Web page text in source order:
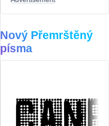
Nový Přemrštěný
písma